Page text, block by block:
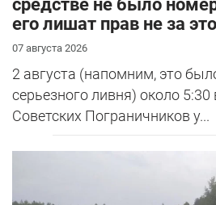
средстве не было
его лишат прав не за это
07 августа 2026
2 августа (напомним, это
серьезного ливня) около 5:30
Советских Пограничников у...